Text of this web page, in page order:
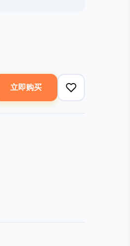
立即购买